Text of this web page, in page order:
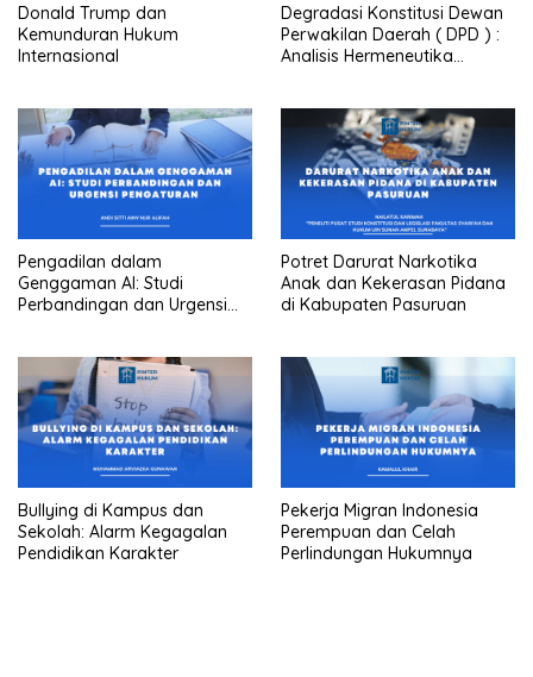
Donald Trump dan
Kemunduran Hukum
Internasional
Degradasi Konstitusi Dewan
Perwakilan Daerah ( DPD ) :
Analisis Hermeneutika
Pengadilan dalam
Genggaman AI: Studi
Perbandingan dan Urgensi
Potret Darurat Narkotika
Anak dan Kekerasan Pidana
di Kabupaten Pasuruan
Bullying di Kampus dan
Sekolah: Alarm Kegagalan
Pendidikan Karakter
Pekerja Migran Indonesia
Perempuan dan Celah
Perlindungan Hukumnya